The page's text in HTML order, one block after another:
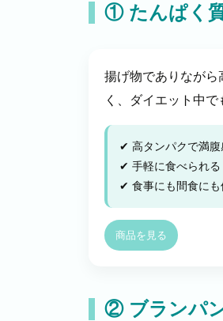
① たんぱく
揚げ物でありながら
く、ダイエット中で
✔ 高タンパクで満腹
✔ 手軽に食べられる
✔ 食事にも間食にも
商品を見る
② ブランパ